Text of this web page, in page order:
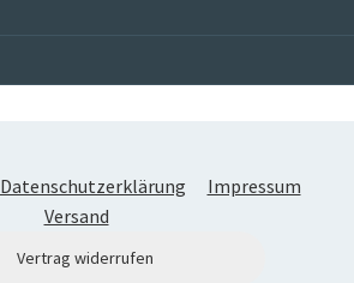
Datenschutzerklärung
Impressum
Versand
Vertrag widerrufen